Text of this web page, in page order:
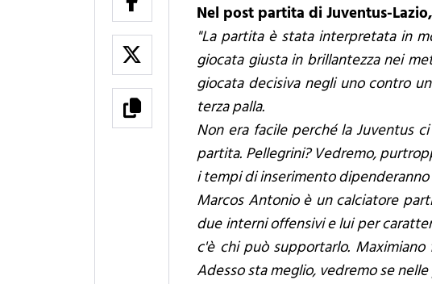
Nel post partita di Juventus-
"La partita è stata interpretata in
giocata giusta in brillantezza nei
giocata decisiva negli uno contro
terza palla.
Non era facile perché la Juventus
partita. Pellegrini? Vedremo,
i tempi di inserimento
Marcos Antonio è un calciatore
due interni offensivi e lui per
c'è chi può supportarlo.
Adesso sta meglio, vedremo se